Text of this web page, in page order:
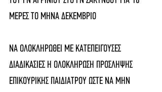
ΜΕΡΕΣ ΤΟ ΜΗΝΑ ΔΕΚΕΜΒΡΙΟ
ΝΑ ΟΛΟΚΛΗΡΩΘΕΙ ΜΕ ΚΑΤΕΠΕΙΓΟΥΣΕΣ
ΔΙΑΔΙΚΑΣΙΕΣ Η ΟΛΟΚΛΗΡΩΣΗ ΠΡΟΣΛΗΨΗΣ
ΕΠΙΚΟΥΡΙΚΗΣ ΠΑΙΔΙΑΤΡΟΥ ΩΣΤΕ ΝΑ ΜΗΝ